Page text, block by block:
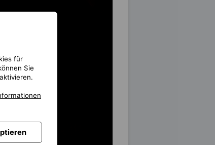
für
Sie